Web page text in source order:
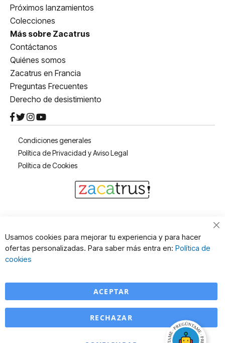
Próximos lanzamientos
Colecciones
Más sobre Zacatrus
Contáctanos
Quiénes somos
Zacatrus en Francia
Preguntas Frecuentes
Derecho de desistimiento
Condiciones generales
Política de Privacidad y Aviso Legal
Política de Cookies
Usamos cookies para mejorar tu experiencia y para hacer
ofertas personalizadas. Para saber más entra en: Política de
cookies
ACEPTAR
RECHAZAR